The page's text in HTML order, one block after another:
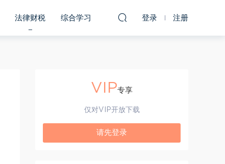
法律财税 综合学习 登录 注册
VIP专享
仅对VIP开放下载
请先登录